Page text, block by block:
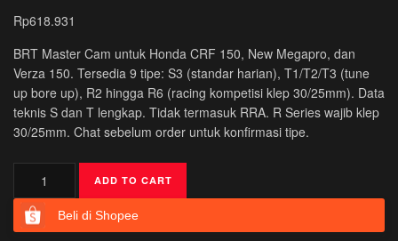
Rp618.931
BRT Master Cam untuk Honda CRF 150, New Megapro, dan
Verza 150. Tersedia 9 tipe: S3 (standar harian), T1/T2/T3 (tune
up bore up), R2 hingga R6 (racing kompetisi klep 30/25mm). Data
teknis S dan T lengkap. Tidak termasuk RRA. R Series wajib klep
30/25mm. Chat sebelum order untuk konfirmasi tipe.
Master
Cam
Noken
ADD TO CART
Beli di Shopee